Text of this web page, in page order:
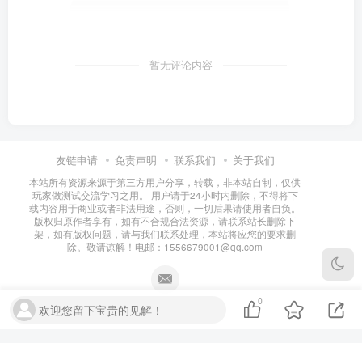
暂无评论内容
友链申请 免责声明 联系我们 关于我们
本站所有资源来源于第三方用户分享，转载，非本站自制，仅供
玩家做测试交流学习之用。 用户请于24小时内删除，不得将下
载内容用于商业或者非法用途，否则，一切后果请使用者自负。
版权归原作者享有，如有不合规合法资源，请联系站长删除下
架，如有版权问题，请与我们联系处理，本站将应您的要求删
除。敬请谅解！电邮：1556679001@qq.com
欢迎您留下宝贵的见解！
0